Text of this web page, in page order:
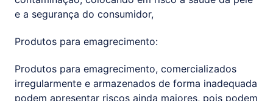
e a segurança do consumidor,
Produtos para emagrecimento:
Produtos para emagrecimento, comercializados
irregularmente e armazenados de forma inadequada
podem apresentar riscos ainda maiores, pois podem